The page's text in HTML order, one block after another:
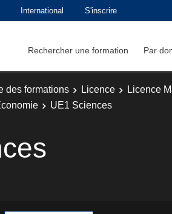
International S'inscrire
Rechercher une formation Par
des formations Licence
Licence
UE1 Sciences